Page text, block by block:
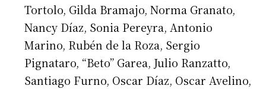
Tortolo, Gilda Bramajo, Norma Granato,
Nancy Díaz, Sonia Pereyra, Antonio
Marino, Rubén de la Roza, Sergio
Pignataro, “Beto” Garea, Julio Ranzatto,
Santiago Furno, Oscar Díaz, Oscar Avelino,